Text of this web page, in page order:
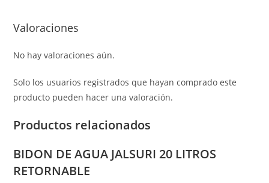
Valoraciones
No hay valoraciones aún.
Solo los usuarios registrados que hayan comprado este
producto pueden hacer una valoración.
Productos relacionados
BIDON DE AGUA JALSURI 20 LITROS
RETORNABLE